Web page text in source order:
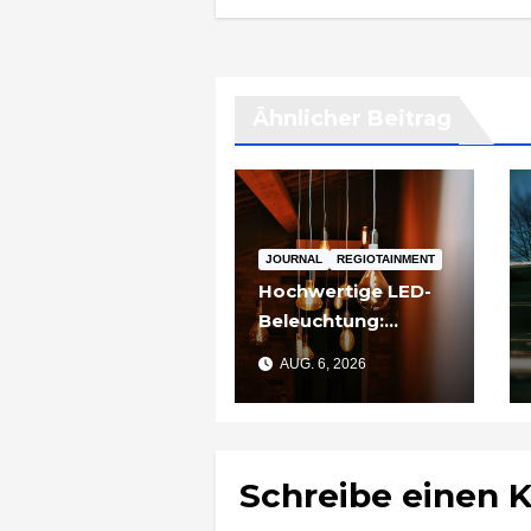
JOURNAL REGIOTAINMENT
Hochwertige LED-
Beleuchtung:
Warum sich
Qualität nach zwei
Jahren rechnet
AUG. 6, 2026
Schreibe einen